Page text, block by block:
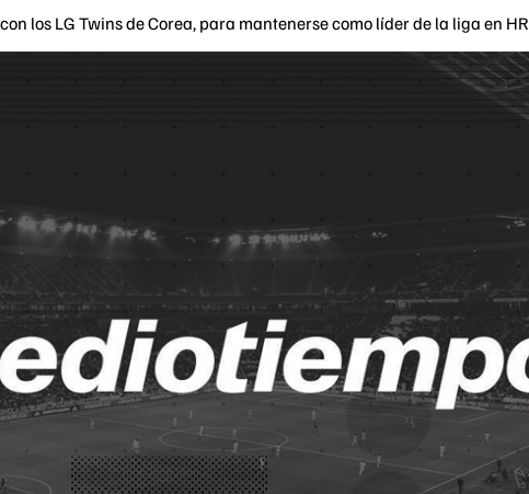
los LG Twins de Corea, para mantenerse como líder de la liga en HR